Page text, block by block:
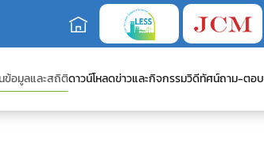
ข้อมูลและสถิติดาวน์โหลดข่าวและกิจกรรมวิดีทัศน์ถาม-ตอบ